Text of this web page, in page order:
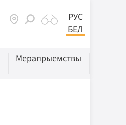
РУС
БЕЛ
Мерапрыемствы